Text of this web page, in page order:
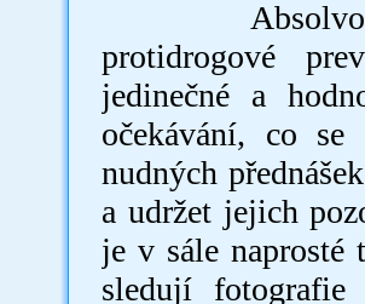
Absolvoval
protidrogové
jedinečné a
očekávání, co
nudných
a udržet jejich
je v sále
sledují